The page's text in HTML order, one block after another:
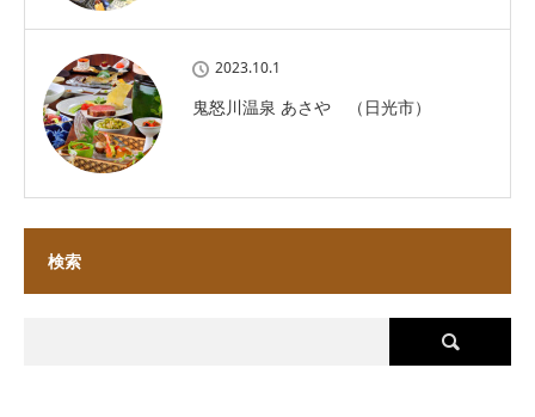
2023.10.1
鬼怒川温泉 あさや （日光市）
検索